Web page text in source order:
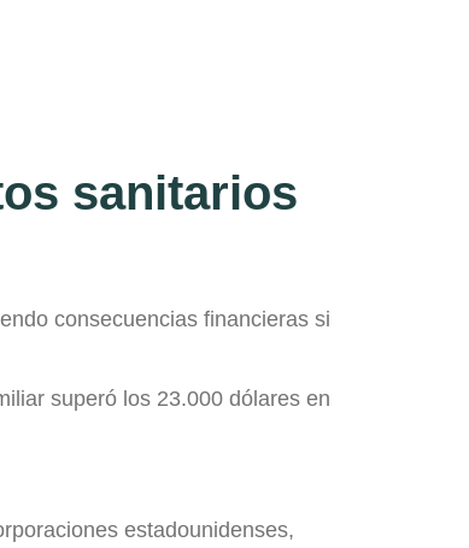
sanitarios
consecuencias financieras si
superó los 23.000 dólares en
estadounidenses,